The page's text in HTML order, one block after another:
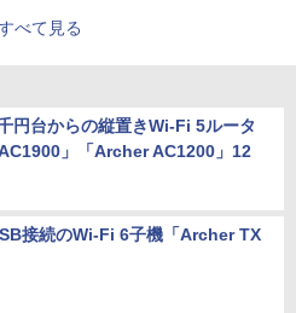
年 2013
年 2003年
べて見る
円台からの縦置きWi-Fi 5ルータ
」「Archer AC1200」12
接続のWi-Fi 6子機「Archer TX